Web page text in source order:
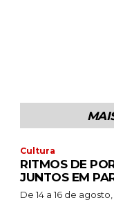
Cultura
RITMOS DE
JUNTOS EM
De 14 a 16 de